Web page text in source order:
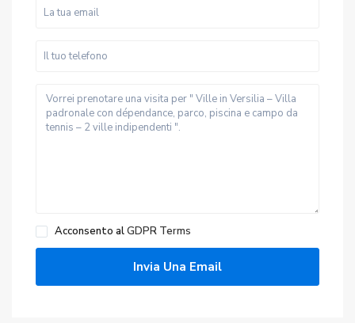
Acconsento alGDPR Terms